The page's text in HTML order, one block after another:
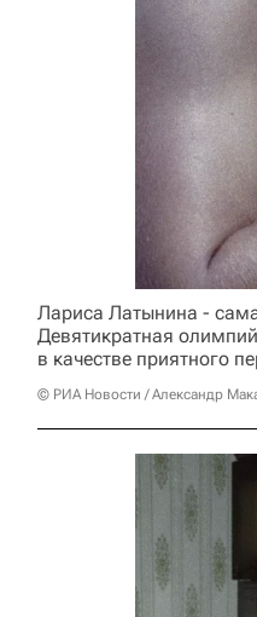
Лариса Латынина -
Девятикратная
в качестве приятного
© РИА Новости / Александр